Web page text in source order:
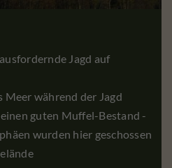
Jagd auf
Meer während der Jagd
guten Muffel-Bestand -
wurden hier geschossen